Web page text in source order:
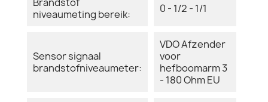
niveaumeting bereik:
0 - 1/2 - 1/1
Sensor signaal
brandstofniveaumeter:
VDO Afzender
voor
hefboomarm 3
- 180 Ohm EU